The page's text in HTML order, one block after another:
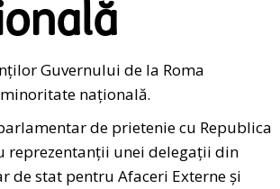
Guvernului de la Roma
națională.
de prietenie cu Republica
reprezentanții unei delegații din
de stat pentru Afaceri Externe și